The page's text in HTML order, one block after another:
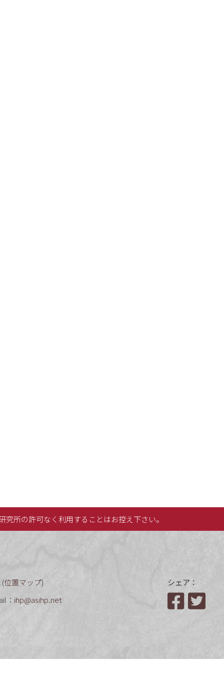
所の許可なく利用することはお控え下さい。
位置マップ)
： ihp@asihp.net
シェア：
Facebook